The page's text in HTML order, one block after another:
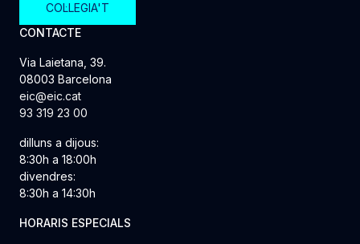
COL·LEGIA'T
CONTACTE
Via Laietana, 39.
08003 Barcelona
eic@eic.cat
93 319 23 00
dilluns a dijous:
8:30h a 18:00h
divendres:
8:30h a 14:30h
HORARIS ESPECIALS